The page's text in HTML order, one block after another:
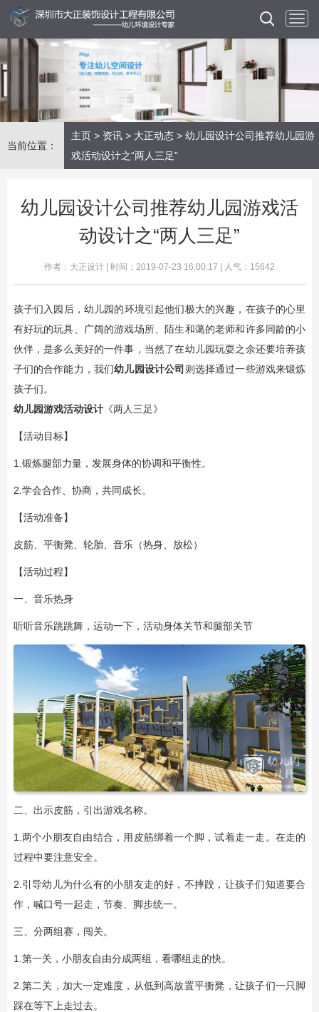
当前位置：
主页 > 资讯 > 大正动态 > 幼儿园设计公司推荐幼儿园游
戏活动设计之“两人三足”
幼儿园设计公司推荐幼儿园游戏活
动设计之“两人三足”
作者：大正设计 | 时间：2019-07-23 16:00:17 | 人气：15642
​孩子们入园后，幼儿园的环境引起他们极大的兴趣，在孩子的心里
有好玩的玩具、广阔的游戏场所、陌生和蔼的老师和许多同龄的小
伙伴，是多么美好的一件事，当然了在幼儿园玩耍之余还要培养孩
子们的合作能力，我们幼儿园设计公司 则选择通过一些游戏来锻炼
孩子们。
幼儿园游戏活动设计《两人三足》
【活动目标】
1.锻炼腿部力量，发展身体的协调和平衡性。
2.学会合作、协商，共同成长。
【活动准备】
皮筋、平衡凳、轮胎、音乐（热身、放松）
【活动过程】
一、音乐热身
听听音乐跳跳舞，运动一下，活动身体关节和腿部关节
二、出示皮筋，引出游戏名称。
1.两个小朋友自由结合，用皮筋绑着一个脚，试着走一走。在走的
过程中要注意安全。
2.引导幼儿为什么有的小朋友走的好，不摔跤，让孩子们知道要合
作，喊口号一起走，节奏、脚步统一。
三、分两组赛，闯关。
1.第一关，小朋友自由分成两组，看哪组走的快。
2.第二关，加大一定难度，从低到高放置平衡凳，让孩子们一只脚
踩在等下上走过去。